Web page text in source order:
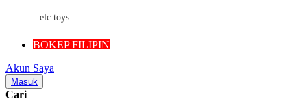
elc toys
BOKEP FILIPIN
Akun Saya
Masuk
Cari